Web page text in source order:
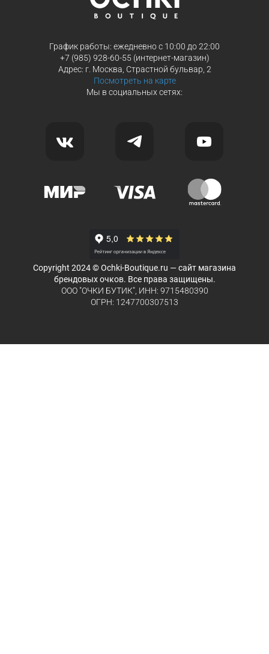
График работы: ежедневно с 10:00 до 22:00
+7 (985) 928-60-55 (интернет-магазин)
Адрес: г. Москва, Страстной бульвар, 2
Посмотреть на карте
Мы в социальных сетях:
Copyright 2024 © Ochki-Boutique.ru — сайт магазина
брендовых очков. Все права защищены.
ООО "ОЧКИ БУТИК", ИНН: 9715480390
ОГРН: 1247700307513